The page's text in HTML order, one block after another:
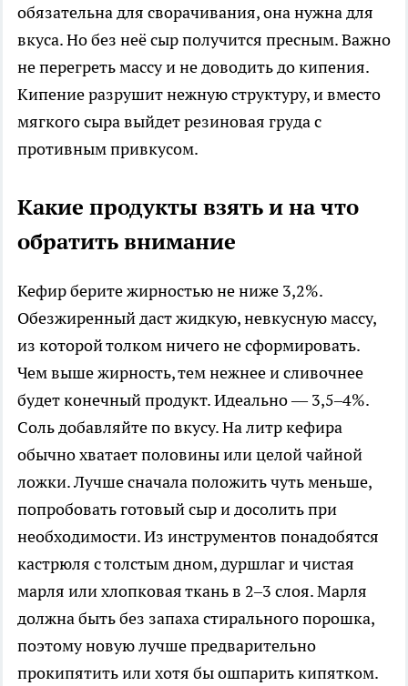
обязательна для сворачивания, она нужна для
вкуса. Но без неё сыр получится пресным. Важно
не перегреть массу и не доводить до кипения.
Кипение разрушит нежную структуру, и вместо
мягкого сыра выйдет резиновая груда с
противным привкусом.
Какие продукты взять и на что
обратить внимание
Кефир берите жирностью не ниже 3,2%.
Обезжиренный даст жидкую, невкусную массу,
из которой толком ничего не сформировать.
Чем выше жирность, тем нежнее и сливочнее
будет конечный продукт. Идеально — 3,5–4%.
Соль добавляйте по вкусу. На литр кефира
обычно хватает половины или целой чайной
ложки. Лучше сначала положить чуть меньше,
попробовать готовый сыр и досолить при
необходимости. Из инструментов понадобятся
кастрюля с толстым дном, дуршлаг и чистая
марля или хлопковая ткань в 2–3 слоя. Марля
должна быть без запаха стирального порошка,
поэтому новую лучше предварительно
прокипятить или хотя бы ошпарить кипятком.